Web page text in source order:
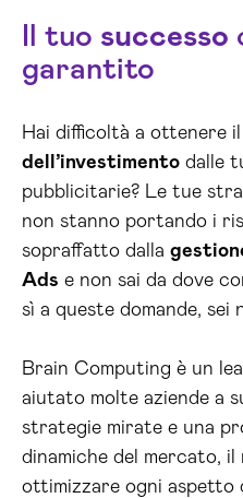
Il tuo successo
garantito
Hai difficoltà a ottenere
dell’investimento dalle
pubblicitarie? Le tue
non stanno portando i
sopraffatto dalla
Ads e non sai da dove
sì a queste domande, sei
Brain Computing è un
aiutato molte aziende a
strategie mirate e una
dinamiche del mercato,
ottimizzare ogni aspetto